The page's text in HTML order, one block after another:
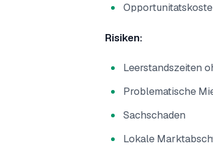
Risiken:
Leerstandszeiten
Problematische
Sachschaden
Lokale